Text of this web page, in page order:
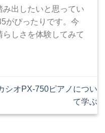
出したいと思ってい
がぴったりです。今
しさを体験してみて
シオPX-750ピアノについ
て学ぶ